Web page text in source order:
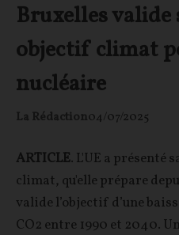
Bruxelles
objectif climat
nucléaire
La Rédaction04/07/2025
ARTICLE. L'UE a présenté
climat, qu'elle prépare
valide l’objectif d’une
CO2 entre 1990 et 2040.